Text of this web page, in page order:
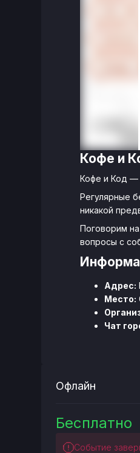
Кофе и
Кофе и Код —
Регулярные
никакой
Поговорим
вопросы с
Адрес:
Место:
Чат
Офлайн
Бесплатно
Событие